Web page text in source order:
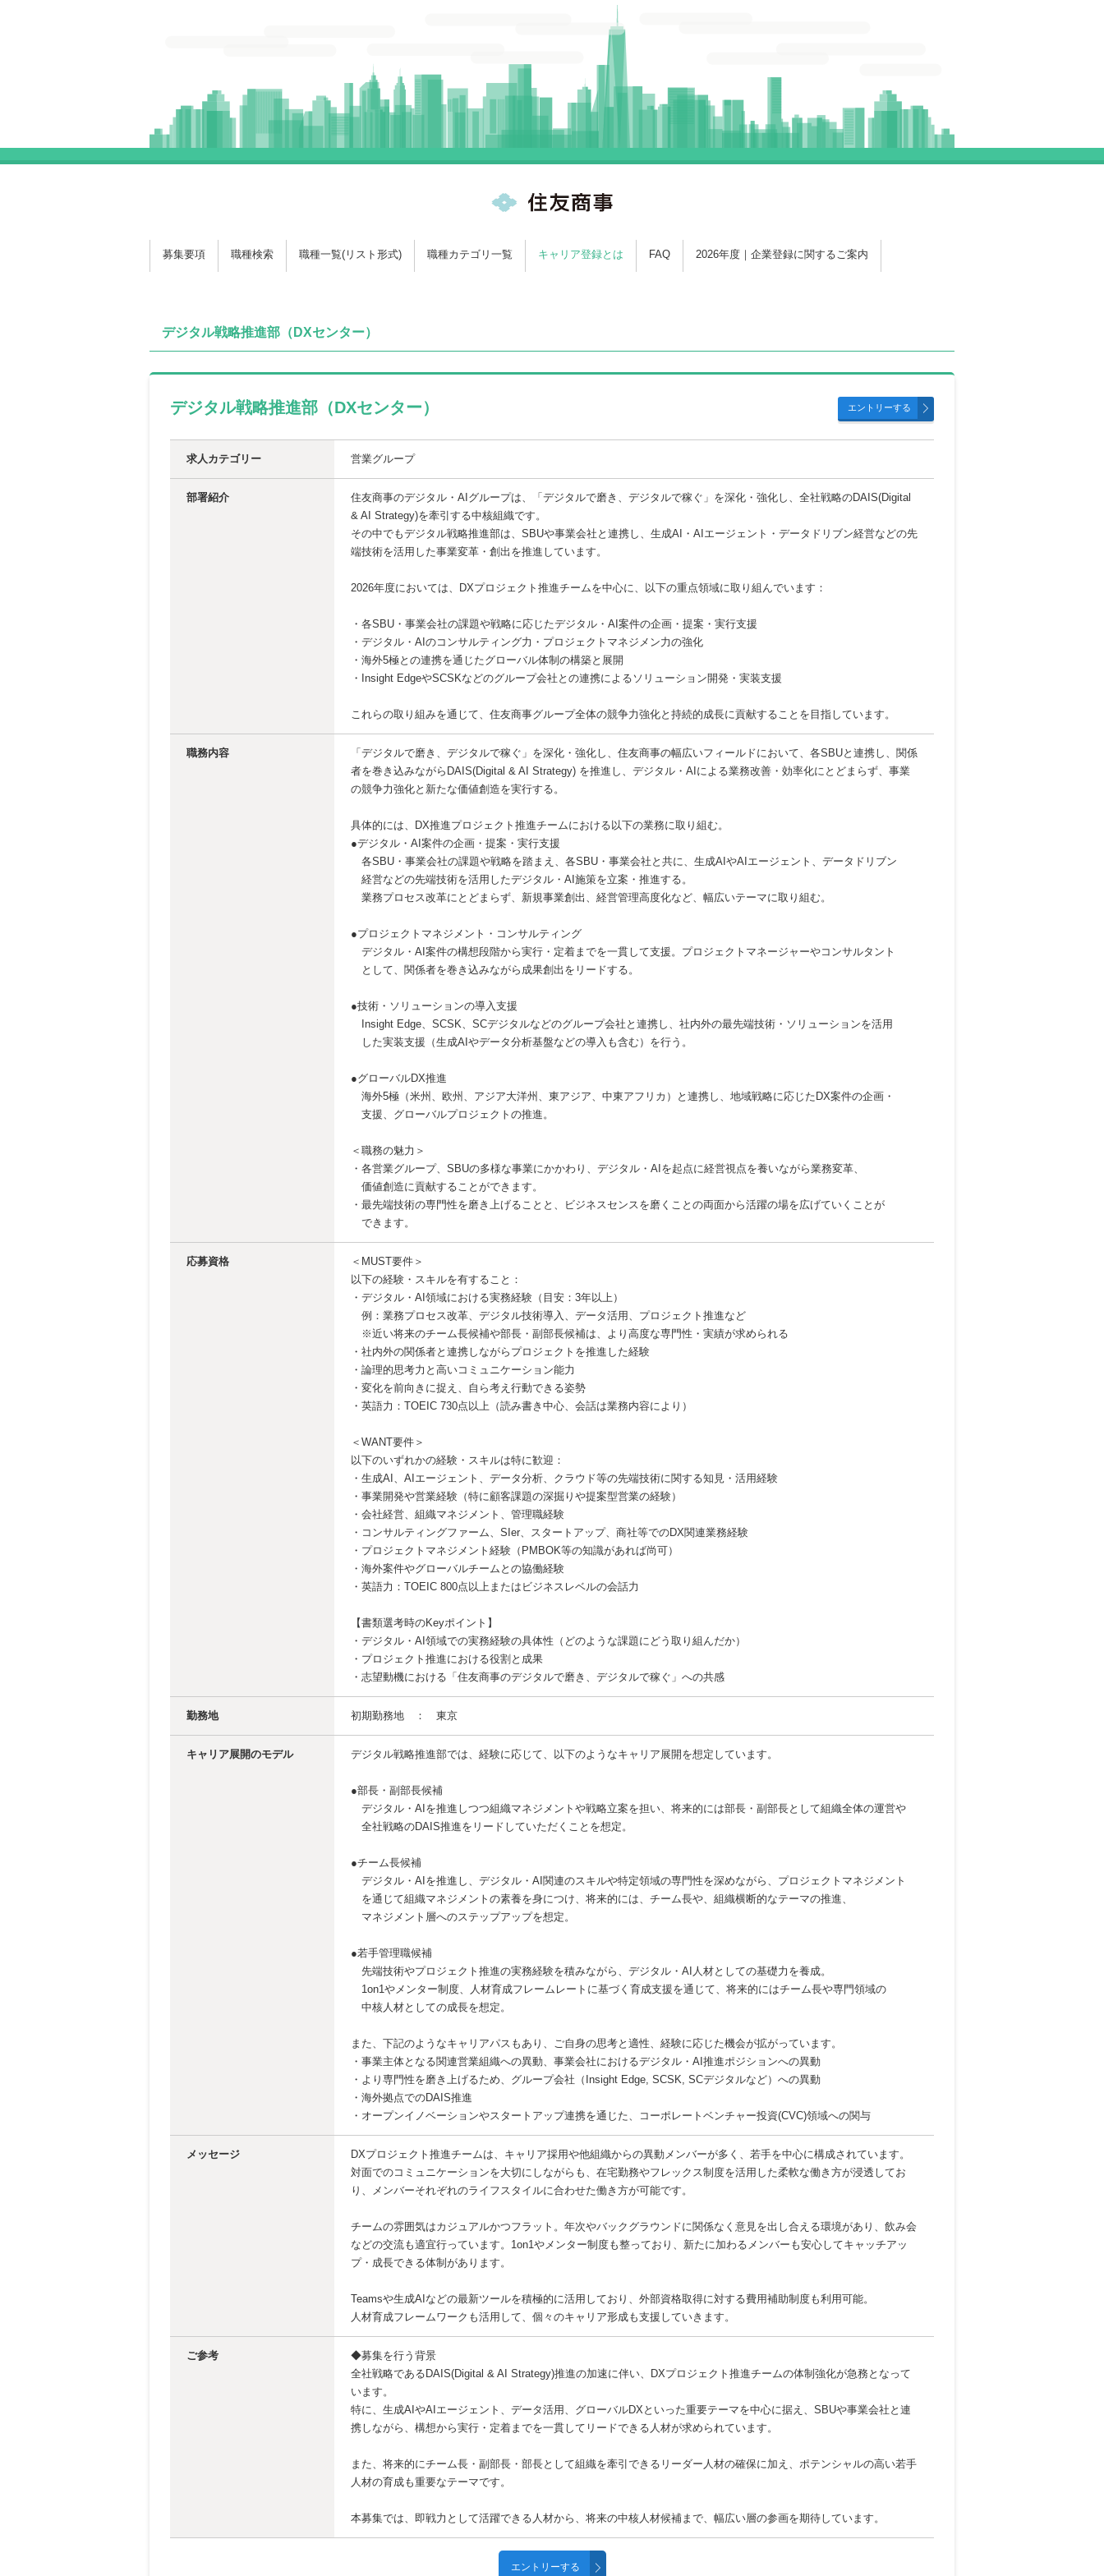
募集要項 職種検索 職種一覧(リスト形式) 職種カテゴリ一覧 キャリア登録とは FAQ 2026年度｜企業登録に関するご案内
デジタル戦略推進部（DXセンター）
デジタル戦略推進部（DXセンター）
求人カテゴリー 営業グループ
部署紹介
住友商事のデジタル・AIグループは、「デジタルで磨き、デジタルで稼ぐ」を深化・強化し、全社戦略のDAIS(Digital
& AI Strategy)を牽引する中核組織です。
その中でもデジタル戦略推進部は、SBUや事業会社と連携し、生成AI・AIエージェント・データドリブン経営などの先
端技術を活用した事業変革・創出を推進しています。
2026年度においては、DXプロジェクト推進チームを中心に、以下の重点領域に取り組んでいます：
・各SBU・事業会社の課題や戦略に応じたデジタル・AI案件の企画・提案・実行支援
・デジタル・AIのコンサルティング力・プロジェクトマネジメン力の強化
・海外5極との連携を通じたグローバル体制の構築と展開
・Insight EdgeやSCSKなどのグループ会社との連携によるソリューション開発・実装支援
これらの取り組みを通じて、住友商事グループ全体の競争力強化と持続的成長に貢献することを目指しています。
職務内容
「デジタルで磨き、デジタルで稼ぐ」を深化・強化し、住友商事の幅広いフィールドにおいて、各SBUと連携し、関係
者を巻き込みながらDAIS(Digital & AI Strategy) を推進し、デジタル・AIによる業務改善・効率化にとどまらず、事業
の競争力強化と新たな価値創造を実行する。
具体的には、DX推進プロジェクト推進チームにおける以下の業務に取り組む。
●デジタル・AI案件の企画・提案・実行支援
各SBU・事業会社の課題や戦略を踏まえ、各SBU・事業会社と共に、生成AIやAIエージェント、データドリブン
経営などの先端技術を活用したデジタル・AI施策を立案・推進する。
業務プロセス改革にとどまらず、新規事業創出、経営管理高度化など、幅広いテーマに取り組む。
●プロジェクトマネジメント・コンサルティング
デジタル・AI案件の構想段階から実行・定着までを一貫して支援。プロジェクトマネージャーやコンサルタント
として、関係者を巻き込みながら成果創出をリードする。
●技術・ソリューションの導入支援
Insight Edge、SCSK、SCデジタルなどのグループ会社と連携し、社内外の最先端技術・ソリューションを活用
した実装支援（生成AIやデータ分析基盤などの導入も含む）を行う。
●グローバルDX推進
海外5極（米州、欧州、アジア大洋州、東アジア、中東アフリカ）と連携し、地域戦略に応じたDX案件の企画・
支援、グローバルプロジェクトの推進。
＜職務の魅力＞
・各営業グループ、SBUの多様な事業にかかわり、デジタル・AIを起点に経営視点を養いながら業務変革、
価値創造に貢献することができます。
・最先端技術の専門性を磨き上げることと、ビジネスセンスを磨くことの両面から活躍の場を広げていくことが
できます。
応募資格
＜MUST要件＞
以下の経験・スキルを有すること：
・デジタル・AI領域における実務経験（目安：3年以上）
例：業務プロセス改革、デジタル技術導入、データ活用、プロジェクト推進など
※近い将来のチーム長候補や部長・副部長候補は、より高度な専門性・実績が求められる
・社内外の関係者と連携しながらプロジェクトを推進した経験
・論理的思考力と高いコミュニケーション能力
・変化を前向きに捉え、自ら考え行動できる姿勢
・英語力：TOEIC 730点以上（読み書き中心、会話は業務内容により）
＜WANT要件＞
以下のいずれかの経験・スキルは特に歓迎：
・生成AI、AIエージェント、データ分析、クラウド等の先端技術に関する知見・活用経験
・事業開発や営業経験（特に顧客課題の深掘りや提案型営業の経験）
・会社経営、組織マネジメント、管理職経験
・コンサルティングファーム、SIer、スタートアップ、商社等でのDX関連業務経験
・プロジェクトマネジメント経験（PMBOK等の知識があれば尚可）
・海外案件やグローバルチームとの協働経験
・英語力：TOEIC 800点以上またはビジネスレベルの会話力
【書類選考時のKeyポイント】
・デジタル・AI領域での実務経験の具体性（どのような課題にどう取り組んだか）
・プロジェクト推進における役割と成果
・志望動機における「住友商事のデジタルで磨き、デジタルで稼ぐ」への共感
勤務地 初期勤務地 ： 東京
キャリア展開のモデル デジタル戦略推進部では、経験に応じて、以下のようなキャリア展開を想定しています。
●部長・副部長候補
デジタル・AIを推進しつつ組織マネジメントや戦略立案を担い、将来的には部長・副部長として組織全体の運営や
全社戦略のDAIS推進をリードしていただくことを想定。
●チーム長候補
デジタル・AIを推進し、デジタル・AI関連のスキルや特定領域の専門性を深めながら、プロジェクトマネジメント
を通じて組織マネジメントの素養を身につけ、将来的には、チーム長や、組織横断的なテーマの推進、
マネジメント層へのステップアップを想定。
●若手管理職候補
先端技術やプロジェクト推進の実務経験を積みながら、デジタル・AI人材としての基礎力を養成。
1on1やメンター制度、人材育成フレームレートに基づく育成支援を通じて、将来的にはチーム長や専門領域の
中核人材としての成長を想定。
また、下記のようなキャリアパスもあり、ご自身の思考と適性、経験に応じた機会が拡がっています。
・事業主体となる関連営業組織への異動、事業会社におけるデジタル・AI推進ポジションへの異動
・より専門性を磨き上げるため、グループ会社（Insight Edge, SCSK, SCデジタルなど）への異動
・海外拠点でのDAIS推進
・オープンイノベーションやスタートアップ連携を通じた、コーポレートベンチャー投資(CVC)領域への関与
メッセージ
DXプロジェクト推進チームは、キャリア採用や他組織からの異動メンバーが多く、若手を中心に構成されています。
対面でのコミュニケーションを大切にしながらも、在宅勤務やフレックス制度を活用した柔軟な働き方が浸透してお
り、メンバーそれぞれのライフスタイルに合わせた働き方が可能です。
チームの雰囲気はカジュアルかつフラット。年次やバックグラウンドに関係なく意見を出し合える環境があり、飲み会
などの交流も適宜行っています。1on1やメンター制度も整っており、新たに加わるメンバーも安心してキャッチアッ
プ・成長できる体制があります。
Teamsや生成AIなどの最新ツールを積極的に活用しており、外部資格取得に対する費用補助制度も利用可能。
人材育成フレームワークも活用して、個々のキャリア形成も支援していきます。
ご参考
◆募集を行う背景
全社戦略であるDAIS(Digital & AI Strategy)推進の加速に伴い、DXプロジェクト推進チームの体制強化が急務となって
います。
特に、生成AIやAIエージェント、データ活用、グローバルDXといった重要テーマを中心に据え、SBUや事業会社と連
携しながら、構想から実行・定着までを一貫してリードできる人材が求められています。
また、将来的にチーム長・副部長・部長として組織を牽引できるリーダー人材の確保に加え、ポテンシャルの高い若手
人材の育成も重要なテーマです。
本募集では、即戦力として活躍できる人材から、将来の中核人材候補まで、幅広い層の参画を期待しています。